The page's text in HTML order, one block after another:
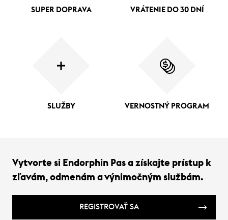
SUPER DOPRAVA VRÁTENIE DO 30 DNÍ
SLUŽBY VERNOSTNÝ PROGRAM
Vytvorte si Endorphin Pas a získajte prístup k
zľavám, odmenám a výnimočným službám.
REGISTROVAŤ SA